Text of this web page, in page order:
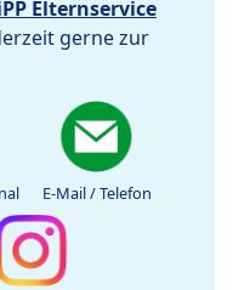
Elternservice
gerne zur
E-Mail / Telefon